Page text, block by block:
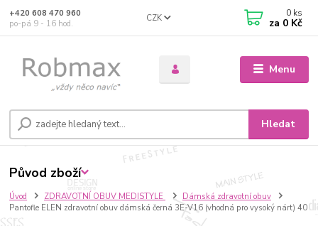
Menu
CZK
Hledat
+420 608 470 960
po-pá 9 - 16 hod.
0 ks
za 0 Kč
Úvod ZDRAVOTNÍ OBUV MEDISTYLE
Dámská zdravotní obuv
Pantofle ELEN zdravotní obuv dámská černá 3E-V16 (vhodná pro vysoký nárt) 40
Původ zboží